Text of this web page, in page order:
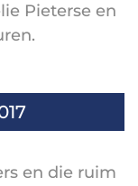
Pieterse en
en die ruim